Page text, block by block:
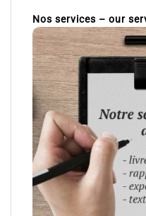
Nos services – our